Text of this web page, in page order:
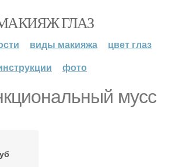
ГЛАЗ
виды макияжа
цвет глаз
фото
мусс